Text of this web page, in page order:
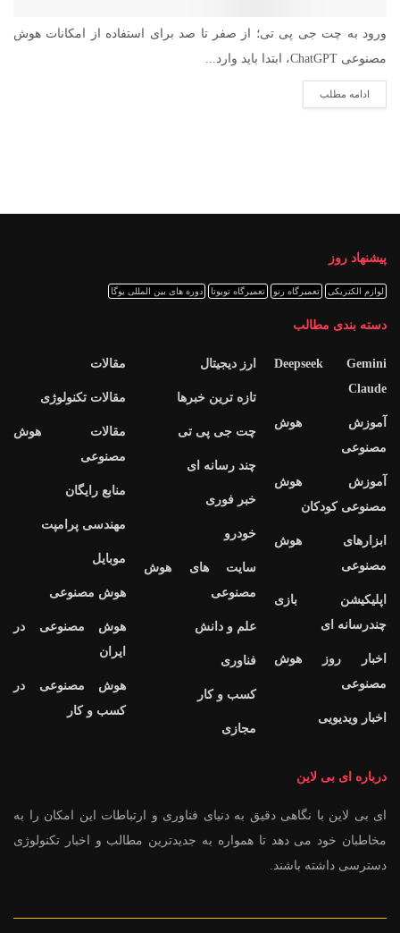
ورود به چت جی پی تی؛ از صفر تا صد برای استفاده از امکانات هوش
مصنوعی ChatGPT، ابتدا باید وارد...
ادامه مطلب
پیشنهاد روز
لوازم الکتریکی تعمیرگاه رنو تعمیرگاه تویوتا دوره های بین المللی یوگا
دسته بندی مطالب
Deepseek Gemini
Claude
آموزش هوش
مصنوعی
آموزش هوش
مصنوعی کودکان
ابزارهای هوش
مصنوعی
اپلیکیشن بازی
چندرسانه ای
اخبار روز هوش
مصنوعی
اخبار ویدیویی
ارز دیجیتال
تازه ترین خبرها
چت جی پی تی
چند رسانه ای
خبر فوری
خودرو
سایت های هوش
مصنوعی
علم و دانش
فناوری
کسب و کار
مجازی
مقالات
مقالات تکنولوژی
مقالات هوش
مصنوعی
منابع رایگان
مهندسی پرامپت
موبایل
هوش مصنوعی
هوش مصنوعی در
ایران
هوش مصنوعی در
کسب و کار
درباره ای بی لاین
ای بی لاین با نگاهی دقیق به دنیای فناوری و ارتباطات این امکان را به
مخاطبان خود می دهد تا همواره به جدیدترین مطالب و اخبار تکنولوژی
دسترسی داشته باشند.